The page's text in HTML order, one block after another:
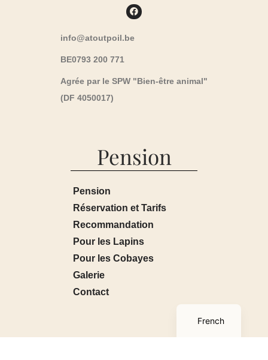
info@atoutpoil.be
BE0793 200 771
Agrée par le SPW "Bien-être animal"
(DF 4050017)
Pension
Pension
Réservation et Tarifs
Recommandation
Pour les Lapins
Pour les Cobayes
Galerie
Contact
Boutique
French